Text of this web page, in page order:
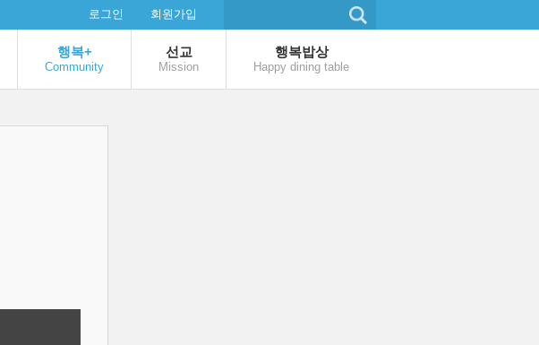
로그인 회원가입
행복+
Community
선교
Mission
행복밥상
Happy dining table